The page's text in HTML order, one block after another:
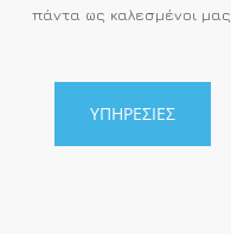
πάντα ως καλεσμένοι μας.
ΥΠΗΡΕΣΙΕΣ